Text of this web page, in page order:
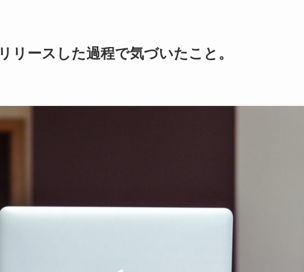
リースした過程で気づいたこと。